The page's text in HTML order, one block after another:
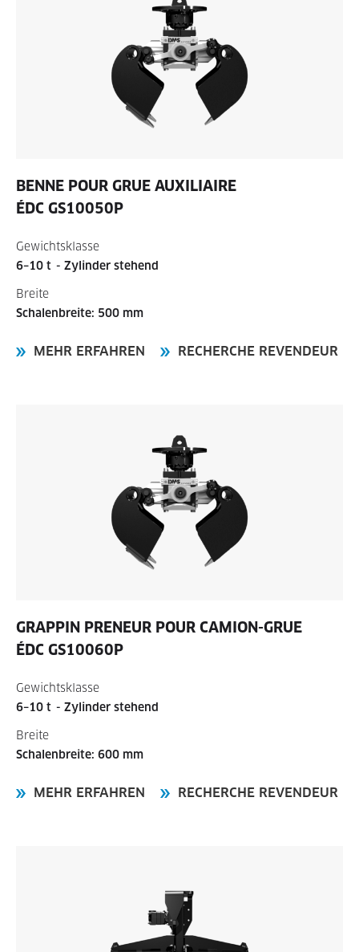
BENNE POUR GRUE AUXILIAIRE
ÉDC GS10050P
Gewichtsklasse
6–10 t - Zylinder stehend
Breite
Schalenbreite: 500 mm
MEHR ERFAHREN RECHERCHE REVENDEUR
GRAPPIN PRENEUR POUR CAMION-GRUE
ÉDC GS10060P
Gewichtsklasse
6–10 t - Zylinder stehend
Breite
Schalenbreite: 600 mm
MEHR ERFAHREN RECHERCHE REVENDEUR